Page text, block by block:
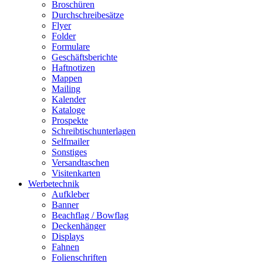
Broschüren
Durchschreibesätze
Flyer
Folder
Formulare
Geschäftsberichte
Haftnotizen
Mappen
Mailing
Kalender
Kataloge
Prospekte
Schreibtischunterlagen
Selfmailer
Sonstiges
Versandtaschen
Visitenkarten
Werbetechnik
Aufkleber
Banner
Beachflag / Bowflag
Deckenhänger
Displays
Fahnen
Folienschriften